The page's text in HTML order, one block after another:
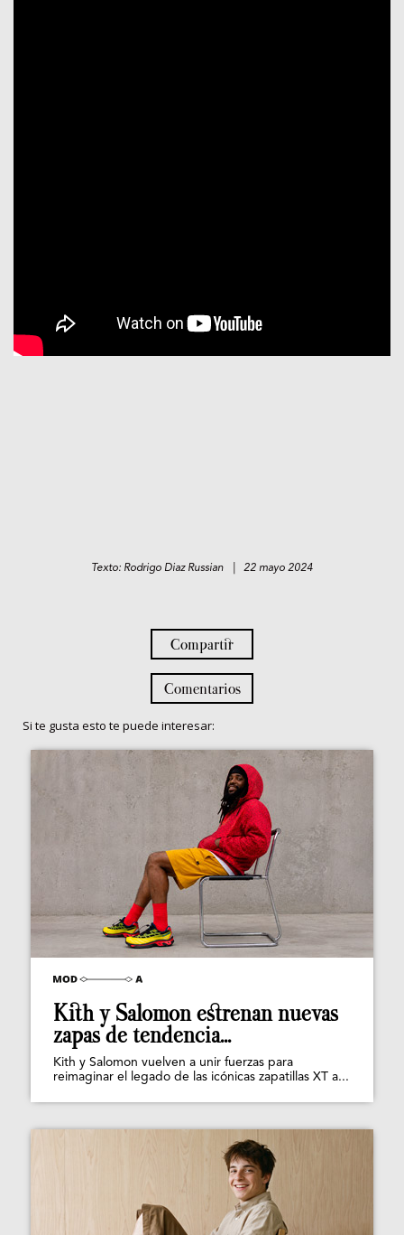
Texto: Rodrigo Diaz Russian | 22 mayo 2024
Compartir
Comentarios
Si te gusta esto te puede interesar:
Kith y Salomon estrenan nuevas
zapas de tendencia...
Kith y Salomon vuelven a unir fuerzas para
reimaginar el legado de las icónicas zapatillas XT a...